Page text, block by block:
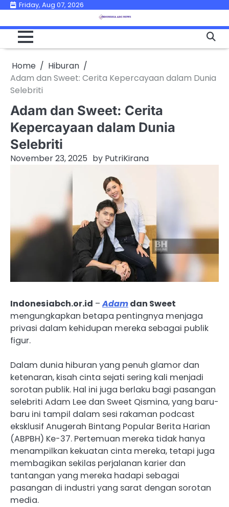
Skip
content
Friday, Aug 07, 2026
Home
Hiburan
Adam dan Sweet: Cerita Kepercayaan dalam Dunia
Selebriti
Adam dan Sweet: Cerita
Kepercayaan dalam Dunia
Selebriti
November 23, 2025 by PutriKirana
Indonesiabch.or.id –Adamdan Sweet
mengungkapkan betapa pentingnya menjaga
privasi dalam kehidupan mereka sebagai publik
figur.
Dalam dunia hiburan yang penuh glamor dan
ketenaran, kisah cinta sejati sering kali menjadi
sorotan publik. Hal ini juga berlaku bagi pasangan
selebriti Adam Lee dan Sweet Qismina, yang baru-
baru ini tampil dalam sesi rakaman podcast
eksklusif Anugerah Bintang Popular Berita Harian
(ABPBH) Ke-37. Pertemuan mereka tidak hanya
menampilkan kekuatan cinta mereka, tetapi juga
membagikan sekilas perjalanan karier dan
tantangan yang mereka hadapi sebagai
pasangan di industri yang sarat dengan sorotan
media.